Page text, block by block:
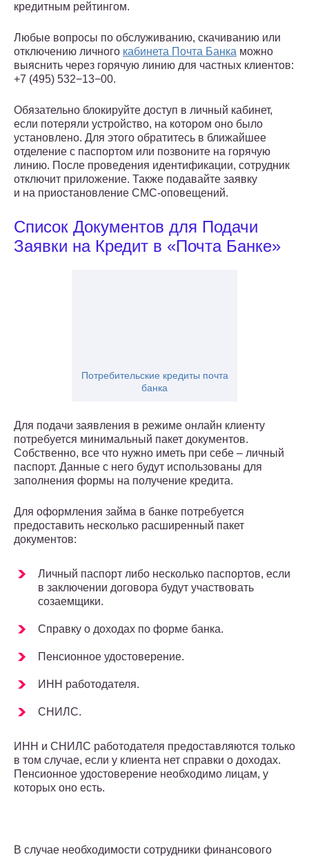
кредитным рейтингом.
Любые вопросы по обслуживанию, скачиванию или
отключению личного кабинета Почта Банка можно
выяснить через горячую линию для частных клиентов:
+7 (495) 532−13−00.
Обязательно блокируйте доступ в личный кабинет,
если потеряли устройство, на котором оно было
установлено. Для этого обратитесь в ближайшее
отделение с паспортом или позвоните на горячую
линию. После проведения идентификации, сотрудник
отключит приложение. Также подавайте заявку
и на приостановление СМС-оповещений.
Список Документов для Подачи
Заявки на Кредит в «Почта Банке»
Потребительские кредиты почта
банка
Для подачи заявления в режиме онлайн клиенту
потребуется минимальный пакет документов.
Собственно, все что нужно иметь при себе – личный
паспорт. Данные с него будут использованы для
заполнения формы на получение кредита.
Для оформления займа в банке потребуется
предоставить несколько расширенный пакет
документов:
Личный паспорт либо несколько паспортов, если
в заключении договора будут участвовать
созаемщики.
Справку о доходах по форме банка.
Пенсионное удостоверение.
ИНН работодателя.
СНИЛС.
ИНН и СНИЛС работодателя предоставляются только
в том случае, если у клиента нет справки о доходах.
Пенсионное удостоверение необходимо лицам, у
которых оно есть.
В случае необходимости сотрудники финансового